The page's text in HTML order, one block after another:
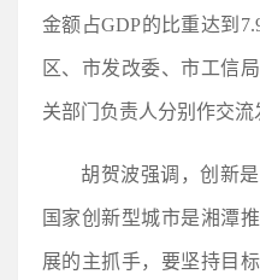
金额占GDP的比重达到
区、市发改委、市工信
关部门负责人分别作交流
胡贺波强调，创新
国家创新型城市是湘潭
展的主抓手，要坚持目